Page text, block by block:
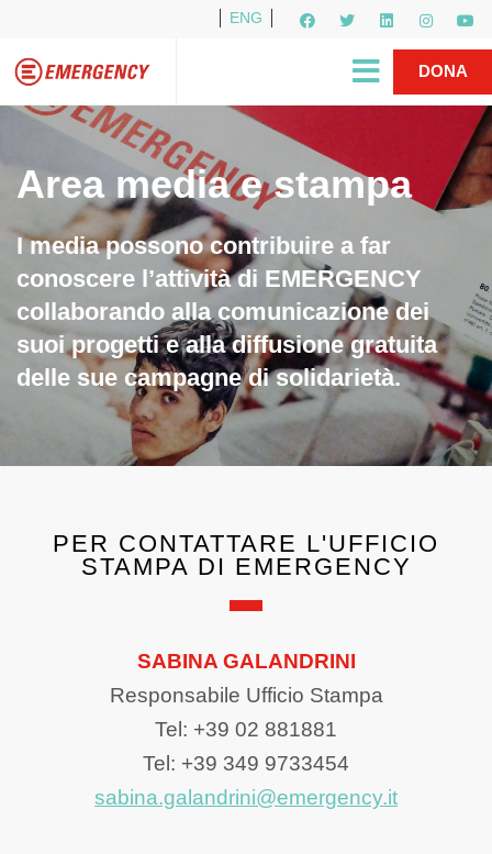
ENG
R1PUD1A
DONA
Area media e stampa
I media possono contribuire a far
conoscere l’attività di EMERGENCY
collaborando alla comunicazione dei
suoi progetti e alla diffusione gratuita
delle sue campagne di solidarietà.
PER CONTATTARE L'UFFICIO
STAMPA DI EMERGENCY
SABINA GALANDRINI
Responsabile Ufficio Stampa
Tel: +39 02 881881
Tel: +39 349 9733454
sabina.galandrini@emergency.it